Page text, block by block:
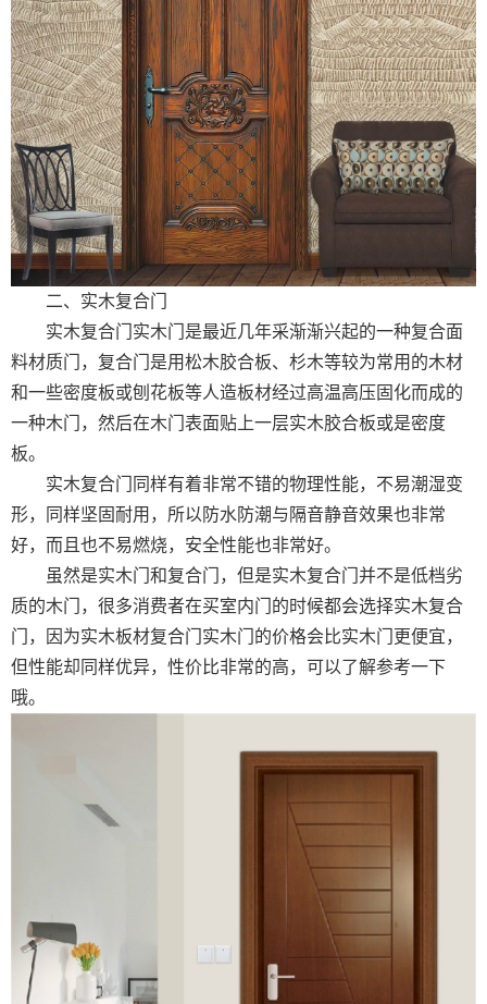
二、实木复合门
实木复合门实木门是最近几年采渐渐兴起的一种复合面
料材质门，复合门是用松木胶合板、杉木等较为常用的木材
和一些密度板或刨花板等人造板材经过高温高压固化而成的
一种木门，然后在木门表面贴上一层实木胶合板或是密度
板。
实木复合门同样有着非常不错的物理性能，不易潮湿变
形，同样坚固耐用，所以防水防潮与隔音静音效果也非常
好，而且也不易燃烧，安全性能也非常好。
虽然是实木门和复合门，但是实木复合门并不是低档劣
质的木门，很多消费者在买室内门的时候都会选择实木复合
门，因为实木板材复合门实木门的价格会比实木门更便宜，
但性能却同样优异，性价比非常的高，可以了解参考一下
哦。